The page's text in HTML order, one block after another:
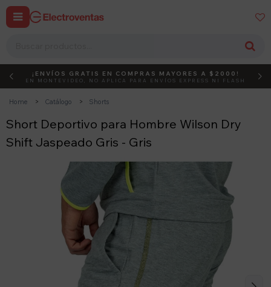
 
DEBUT ACTIVÁ EL CÓDIGO
¡ENVÍOS GRATIS EN COMPRAS MAYORES A $2000!
EN MONTEVIDEO, NO APLICA PARA ENVÍOS EXPRESS NI FLASH
Home Catálogo Shorts
Short Deportivo para Hombre Wilson Dry
Shift Jaspeado Gris - Gris